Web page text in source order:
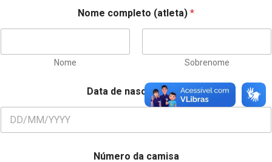
Nome completo (atleta)*
Nome Sobrenome
Data de nascimento*
Número da camisa